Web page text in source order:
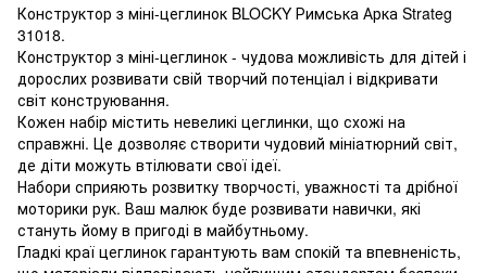
Конструктор з міні-цеглинок BLOCKY Римська Арка Strateg
31018.
Конструктор з міні-цеглинок - чудова можливість для дітей і
дорослих розвивати свій творчий потенціал і відкривати
світ конструювання.
Кожен набір містить невеликі цеглинки, що схожі на
справжні. Це дозволяє створити чудовий мініатюрний світ,
де діти можуть втілювати свої ідеї.
Набори сприяють розвитку творчості, уважності та дрібної
моторики рук. Ваш малюк буде розвивати навички, які
стануть йому в пригоді в майбутньому.
Гладкі краї цеглинок гарантують вам спокій та впевненість,